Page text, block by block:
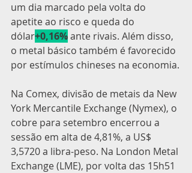
um dia marcado pela volta do
apetite ao risco e queda do
dólar+0,16% ante rivais. Além disso,
o metal básico também é favorecido
por estímulos chineses na economia.
Na Comex, divisão de metais da New
York Mercantile Exchange (Nymex), o
cobre para setembro encerrou a
sessão em alta de 4,81%, a US$
3,5720 a libra-peso. Na London Metal
Exchange (LME), por volta das 15h51